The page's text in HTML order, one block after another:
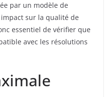
par un modèle de
sur la qualité de
essentiel de vérifier que
avec les résolutions